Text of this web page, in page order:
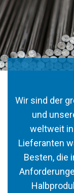
Wir sind der
und
weltweit
Lieferanten
Besten, die